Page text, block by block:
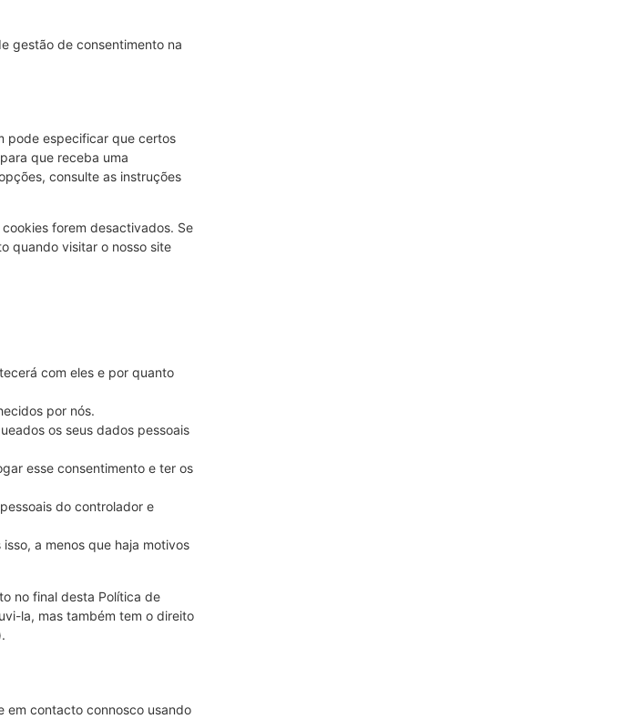
gestão de consentimento na
pode especificar que certos
que receba uma
consulte as instruções
forem desactivados. Se
quando visitar o nosso site
com eles e por quanto
por nós.
os seus dados pessoais
esse consentimento e ter os
do controlador e
a menos que haja motivos
no final desta Política de
la, mas também tem o direito
em contacto connosco usando